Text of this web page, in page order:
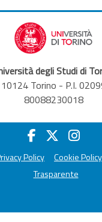
degli Studi di
Torino - P.I.
80088230018
Policy Cookie Policy
Trasparente